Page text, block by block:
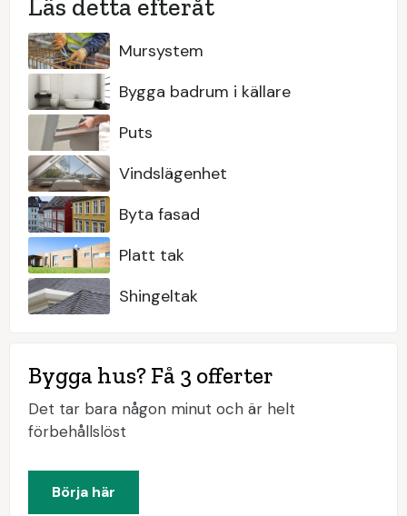
Läs detta efteråt
Mursystem
Bygga badrum i källare
Puts
Vindslägenhet
Byta fasad
Platt tak
Shingeltak
Bygga hus? Få 3 offerter
Det tar bara någon minut och är helt
förbehållslöst
Börja här